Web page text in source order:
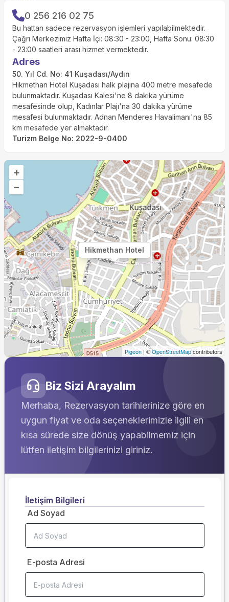
0 256 216 02 75
Bu hattan sadece rezervasyon işlemleri yapılabilmektedir.
Çağrı Merkezimiz Hafta İçi: 08:30 - 23:00, Hafta Sonu: 08:30
- 23:00 saatleri arası hizmet vermektedir.
Adres
50. Yıl Cd. No: 41 Kuşadası/Aydın
Hikmethan Hotel Kuşadası halk plajına 400 metre mesafede
bulunmaktadır. Kuşadası Kalesi'ne 8 dakika yürüme
mesafesinde olup, Kadınlar Plajı'na 30 dakika yürüme
mesafesi bulunmaktadır. Adnan Menderes Havalimanı'na 85
km mesafede yer almaktadır.
Turizm Belge No: 2022-9-0400
Hikmethan Hotel
+
–
Pigeon | ©OpenStreetMapcontributors
Biz Sizi Arayalım
Merhaba, Rezervasyon tarihlerinize göre en
uygun fiyat ve oda seçeneklerimizle ilgili en
kısa sürede size dönüş yapabilmemiz için
lütfen iletişim bilgilerinizi giriniz.
İletişim Bilgileri
Ad Soyad
E-posta Adresi